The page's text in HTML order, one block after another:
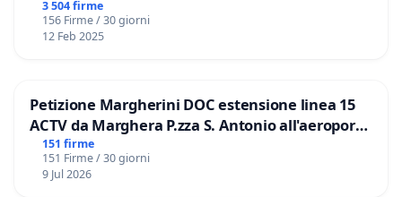
3 504 firme
156 Firme / 30 giorni
12 Feb 2025
Petizione Margherini DOC estensione linea 15
ACTV da Marghera P.zza S. Antonio all'aeroporto
Marco Polo tariffa a € 1,50
151 firme
151 Firme / 30 giorni
9 Jul 2026